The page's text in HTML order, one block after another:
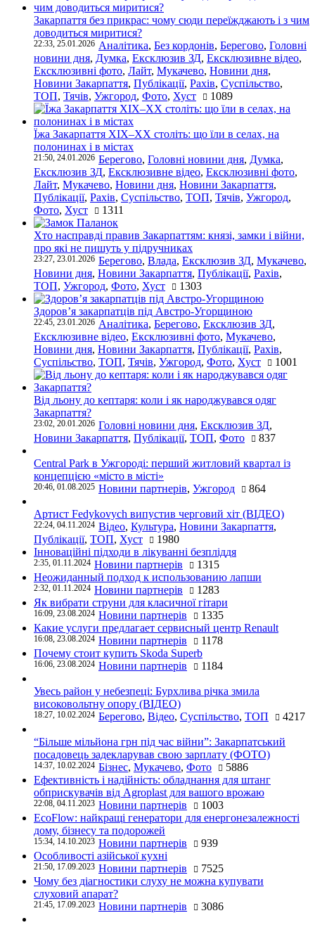
Закарпаття без прикрас: чому сюди переїжджають і з чим
доводиться миритися?
22:33, 25.01.2026 Аналітика, Без кордонів, Берегово, Головні
новини дня, Думка, Ексклюзив ЗД, Ексклюзивне відео,
Ексклюзивні фото, Лайт, Мукачево, Новини дня,
Новини Закарпаття, Публікації, Рахів, Суспільство,
ТОП, Тячів, Ужгород, Фото, Хуст 1089
Їжа Закарпаття ХІХ–ХХ століть: що їли в селах, на
полонинах і в містах
21:50, 24.01.2026 Берегово, Головні новини дня, Думка,
Ексклюзив ЗД, Ексклюзивне відео, Ексклюзивні фото,
Лайт, Мукачево, Новини дня, Новини Закарпаття,
Публікації, Рахів, Суспільство, ТОП, Тячів, Ужгород,
Фото, Хуст 1311
Хто насправді правив Закарпаттям: князі, замки і війни,
про які не пишуть у підручниках
23:27, 23.01.2026 Берегово, Влада, Ексклюзив ЗД, Мукачево,
Новини дня, Новини Закарпаття, Публікації, Рахів,
ТОП, Ужгород, Фото, Хуст 1303
Здоров’я закарпатців під Австро-Угорщиною
22:45, 23.01.2026 Аналітика, Берегово, Ексклюзив ЗД,
Ексклюзивне відео, Ексклюзивні фото, Мукачево,
Новини дня, Новини Закарпаття, Публікації, Рахів,
Суспільство, ТОП, Тячів, Ужгород, Фото, Хуст 1001
Від льону до кептаря: коли і як народжувався одяг
Закарпаття?
23:02, 20.01.2026 Головні новини дня, Ексклюзив ЗД,
Новини Закарпаття, Публікації, ТОП, Фото 837
Central Park в Ужгороді: перший житловий квартал із
концепцією «місто в місті»
20:46, 01.08.2025 Новини партнерів, Ужгород 864
Артист Fedykovych випустив черговий хіт (ВІДЕО)
22:24, 04.11.2024 Відео, Культура, Новини Закарпаття,
Публікації, ТОП, Хуст
1980
Інноваційні підходи в лікуванні безпліддя
2:35, 01.11.2024 Новини партнерів
1315
Неожиданный подход к использованию лапши
2:32, 01.11.2024 Новини партнерів
1283
Як вибрати струни для класичної гітари
16:09, 23.08.2024 Новини партнерів
1335
Какие услуги предлагает сервисный центр Renault
16:08, 23.08.2024 Новини партнерів
1178
Почему стоит купить Skoda Superb
16:06, 23.08.2024 Новини партнерів 1184
Увесь район у небезпеці: Бурхлива річка змила
високовольтну опору (ВІДЕО)
18:27, 10.02.2024 Берегово, Відео, Суспільство, ТОП 4217
“Більше мільйона грн під час війни”: Закарпатський
посадовець задекларував свою зарплату (ФОТО)
14:37, 10.02.2024 Бізнес, Мукачево, Фото
5886
Ефективність і надійність: обладнання для штанг
обприскувачів від Agroplast для вашого врожаю
22:08, 04.11.2023 Новини партнерів
1003
EcoFlow: найкращі генератори для енергонезалежності
дому, бізнесу та подорожей
15:34, 14.10.2023 Новини партнерів
939
Особливості азійської кухні
21:50, 17.09.2023 Новини партнерів
7525
Чому без діагностики слуху не можна купувати
слуховий апарат?
21:45, 17.09.2023 Новини партнерів 3086